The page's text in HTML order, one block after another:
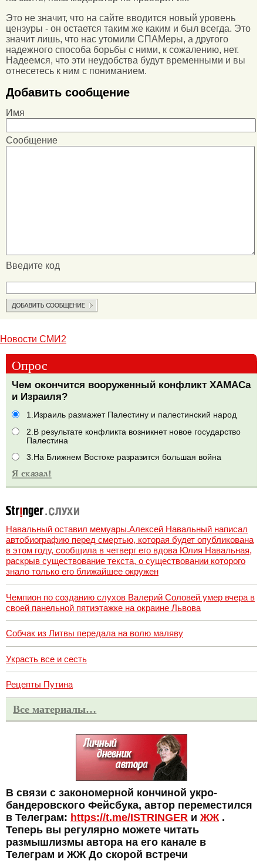
Это не значит, что на сайте вводится новый уровень
цензуры - он остается таким же каким и был всегда. Это
значит лишь, что нас утомили СПАМеры, а другого
надежного способа борьбы с ними, к сожалению, нет.
Надеемся, что эти неудобства будут временными и вы
отнесетесь к ним с пониманием.
Добавить сообщение
Имя
Сообщение
Введите код
Новости СМИ2
Опрос
Чем окончится вооруженный конфликт ХАМАСа
и Израиля?
1.Израиль размажет Палестину и палестинский народ
2.В результате конфликта возникнет новое государство
Палестина
3.На Ближнем Востоке разразится большая война
Навальный оставил мемуары.Алексей Навальный написал
автобиографию перед смертью, которая будет опубликована
в этом году, сообщила в четверг его вдова Юлия Навальная,
раскрыв существование текста, о существовании которого
знало только его ближайшее окружен
Чемпион по созданию слухов Валерий Соловей умер вчера в
своей панельной пятиэтажке на окраине Львова
Собчак из Литвы передала на волю маляву
Украсть все и сесть
Рецепты Путина
Все материалы…
В связи с закономерной кончиной укро-
бандеровского Фейсбука, автор переместился
в Телеграм: https://t.me/ISTRINGER и ЖЖ .
Теперь вы регулярно можете читать
размышлизмы автора на его канале в
Телеграм и ЖЖ До скорой встречи